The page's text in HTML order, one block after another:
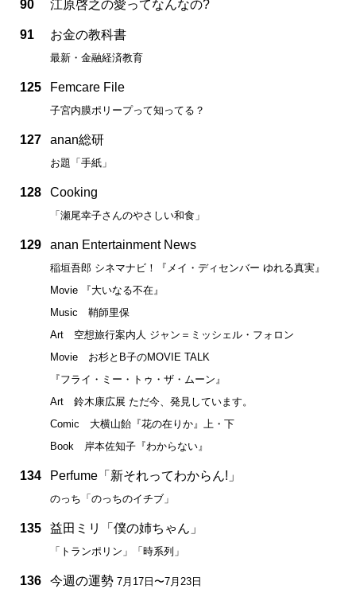
90 江原啓之の愛ってなんなの?
91 お金の教科書
最新・金融経済教育
125 Femcare File
子宮内膜ポリープって知ってる？
127 anan総研
お題「手紙」
128 Cooking
「瀬尾幸子さんのやさしい和食」
129 anan Entertainment News
稲垣吾郎 シネマナビ！『メイ・ディセンバー ゆれる真実』
Movie 『大いなる不在』
Music 鞘師里保
Art 空想旅行案内人 ジャン＝ミッシェル・フォロン
Movie お杉とB子のMOVIE TALK
『フライ・ミー・トゥ・ザ・ムーン』
Art 鈴木康広展 ただ今、発見しています。
Comic 大横山飴『花の在りか』上・下
Book 岸本佐知子『わからない』
134 Perfume「新それってわからん!」
のっち「のっちのイチブ」
135 益田ミリ「僕の姉ちゃん」
「トランポリン」「時系列」
136 今週の運勢 7月17日〜7月23日